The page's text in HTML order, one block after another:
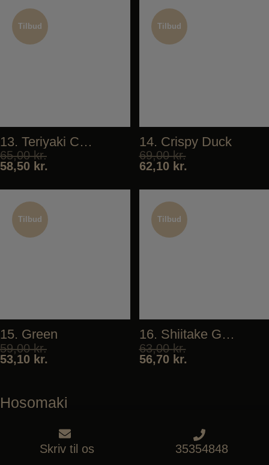
Tilbud
Tilbud
13. Teriyaki Chicken
65,00kr.
58,50 kr.
Tilbud
Tilbud
14. Crispy Duck
69,00kr.
62,10 kr.
Tilbud
Tilbud
15. Green
59,00kr.
53,10 kr.
Tilbud
Tilbud
16. Shiitake Goma-ae
63,00kr.
56,70 kr.
Hosomaki
Tilbud
Tilbud
Skriv til os 35354848